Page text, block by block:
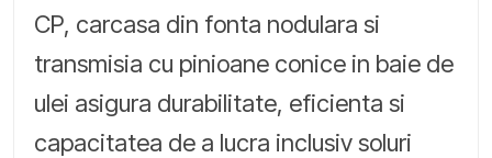
CP, carcasa din fonta nodulara si
transmisia cu pinioane conice in baie de
ulei asigura durabilitate, eficienta si
capacitatea de a lucra inclusiv soluri